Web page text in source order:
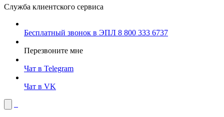
Служба клиентского сервиса
Бесплатный звонок в ЭПЛ 8 800 333 6737
Перезвоните мне
Чат в Telegram
Чат в VK